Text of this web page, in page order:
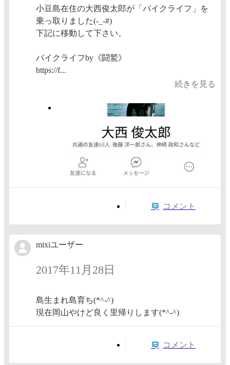
小豆島在住の大西俊太郎が「バイクライフ」を
乗っ取りました(-_-#)
下記に移動して下さい。
バイクライフby《闘鷲》
https://f...
続きを見る
コメント
mixiユーザー
2017年11月28日
島生まれ島育ち(*^-^)
現在岡山やけど良く里帰りします(*^-^)
コメント